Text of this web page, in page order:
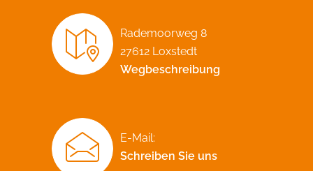
Rademoorweg 8
27612 Loxstedt
Wegbeschreibung
E-Mail:
Schreiben Sie uns